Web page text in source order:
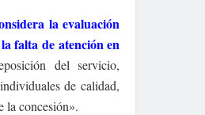
la evaluación
falta de atención en
del servicio,
de calidad,
la concesión».